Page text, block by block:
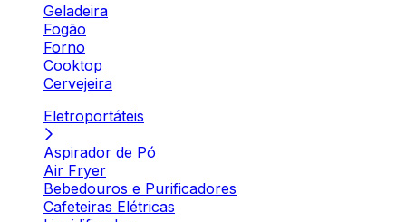
Geladeira
Fogão
Forno
Cooktop
Cervejeira
Eletroportáteis
Aspirador de Pó
Air Fryer
Bebedouros e Purificadores
Cafeteiras Elétricas